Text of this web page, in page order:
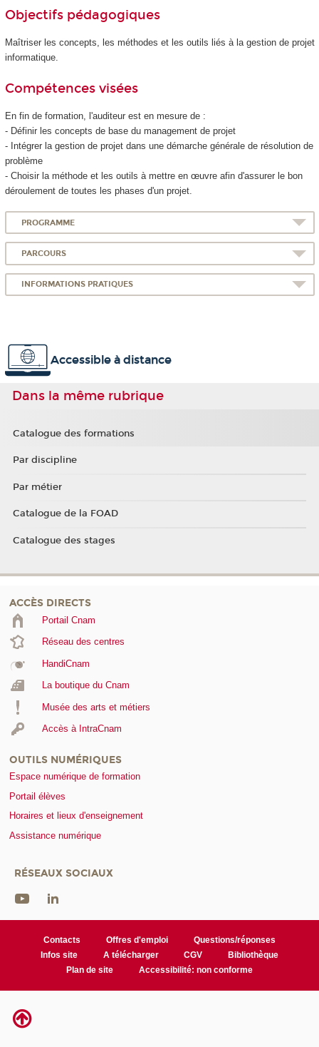
Objectifs pédagogiques
Maîtriser les concepts, les méthodes et les outils liés à la gestion de projet
informatique.
Compétences visées
En fin de formation, l'auditeur est en mesure de :
- Définir les concepts de base du management de projet
- Intégrer la gestion de projet dans une démarche générale de résolution de
problème
- Choisir la méthode et les outils à mettre en œuvre afin d'assurer le bon
déroulement de toutes les phases d'un projet.
PROGRAMME
PARCOURS
INFORMATIONS PRATIQUES
Accessible à distance
Dans la même rubrique
Catalogue des formations
Par discipline
Par métier
Catalogue de la FOAD
Catalogue des stages
ACCÈS DIRECTS
Portail Cnam
Réseau des centres
HandiCnam
La boutique du Cnam
Musée des arts et métiers
Accès à IntraCnam
OUTILS NUMÉRIQUES
Espace numérique de formation
Portail élèves
Horaires et lieux d'enseignement
Assistance numérique
RÉSEAUX SOCIAUX
Contacts Offres d'emploi
Questions/réponses
Infos site
A télécharger CGV
Bibliothèque
Plan de site
Accessibilité: non conforme